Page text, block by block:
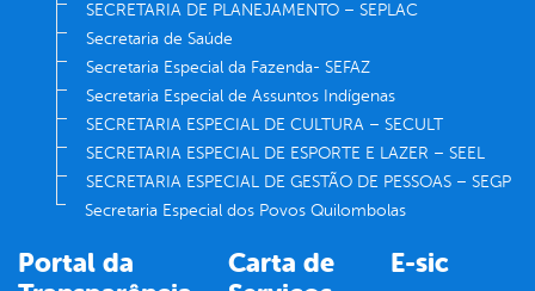
SECRETARIA DE PLANEJAMENTO – SEPLAC
Secretaria de Saúde
Secretaria Especial da Fazenda- SEFAZ
Secretaria Especial de Assuntos Indígenas
SECRETARIA ESPECIAL DE CULTURA – SECULT
SECRETARIA ESPECIAL DE ESPORTE E LAZER – SEEL
SECRETARIA ESPECIAL DE GESTÃO DE PESSOAS – SEGP
Secretaria Especial dos Povos Quilombolas
Portal da
Carta de
E-sic